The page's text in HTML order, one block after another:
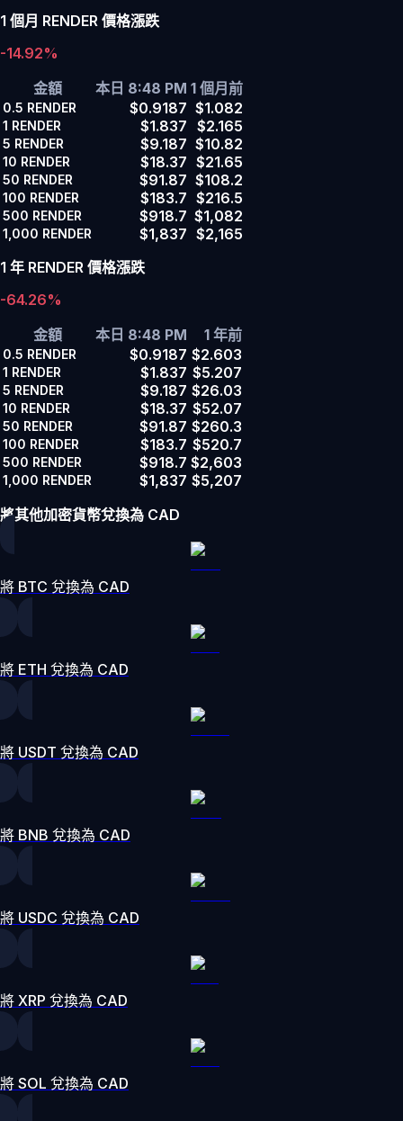
1 個月 RENDER 價格漲跌
-14.92%
金額
本日 8:48 PM 1 個月前
0.5 RENDER $0.9187 $1.082
1 RENDER $1.837 $2.165
5 RENDER $9.187 $10.82
10 RENDER $18.37 $21.65
50 RENDER $91.87 $108.2
100 RENDER $183.7 $216.5
500 RENDER $918.7 $1,082
1,000 RENDER $1,837 $2,165
1 年 RENDER 價格漲跌
-64.26%
金額
本日 8:48 PM 1 年前
0.5 RENDER $0.9187 $2.603
1 RENDER $1.837 $5.207
5 RENDER $9.187 $26.03
10 RENDER $18.37 $52.07
50 RENDER $91.87 $260.3
100 RENDER $183.7 $520.7
500 RENDER $918.7 $2,603
1,000 RENDER $1,837 $5,207
將其他加密貨幣兌換為 CAD
將 BTC 兌換為 CAD
將 ETH 兌換為 CAD
將 USDT 兌換為 CAD
將 BNB 兌換為 CAD
將 USDC 兌換為 CAD
將 XRP 兌換為 CAD
將 SOL 兌換為 CAD